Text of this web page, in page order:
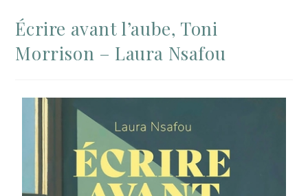
Écrire avant l’aube, Toni
Morrison – Laura Nsafou